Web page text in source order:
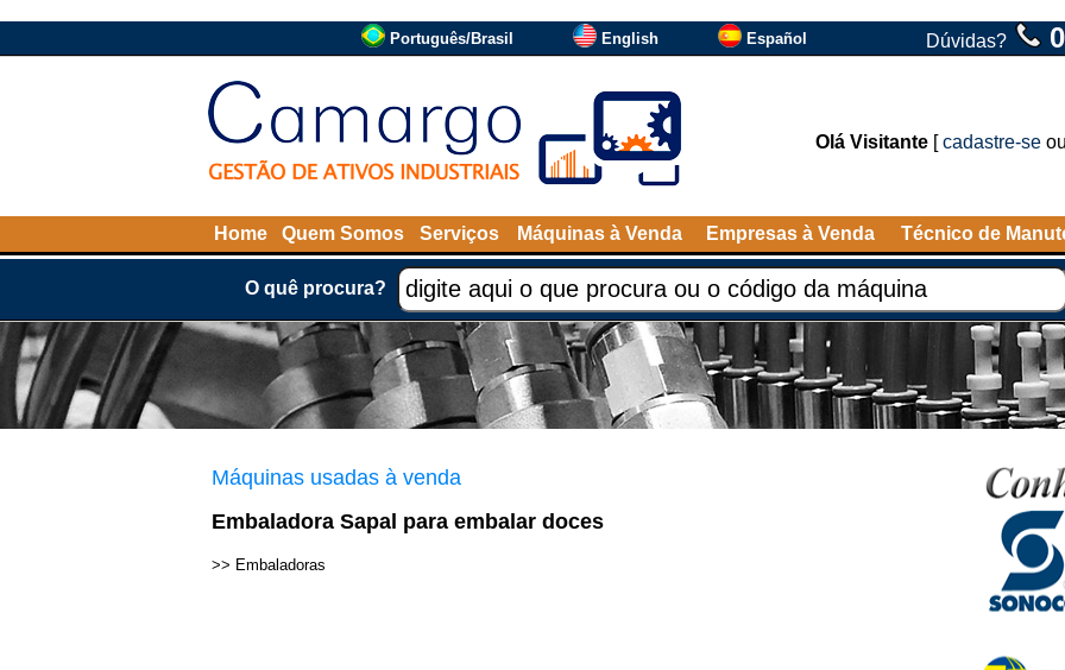
Português/Brasil English Español Dúvidas?
Olá Visitante [cadastre-se
Home Quem Somos Serviços Máquinas à Venda Empresas à Venda Técnico de
O quê procura?
Máquinas usadas à venda
Embaladora Sapal para embalar doces
>> Embaladoras